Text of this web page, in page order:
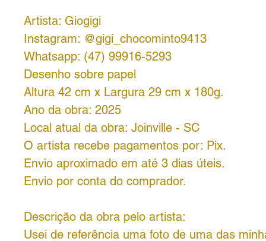
Artista: Giogigi
Instagram: @gigi_chocominto9413
Whatsapp: (47) 99916-5293
Desenho sobre papel
Altura 42 cm x Largura 29 cm x 180g.
Ano da obra: 2025
Local atual da obra: Joinville - SC
O artista recebe pagamentos por: Pix.
Envio aproximado em até 3 dias úteis.
Envio por conta do comprador.
Descrição da obra pelo artista:
Usei de referência uma foto de uma das